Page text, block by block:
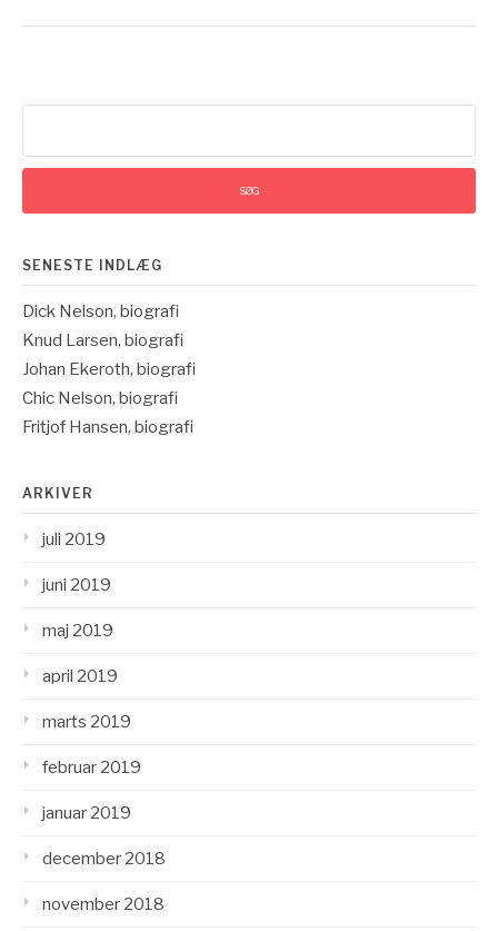
SENESTE INDLÆG
Dick Nelson, biografi
Knud Larsen, biografi
Johan Ekeroth, biografi
Chic Nelson, biografi
Fritjof Hansen, biografi
ARKIVER
juli 2019
juni 2019
maj 2019
april 2019
marts 2019
februar 2019
januar 2019
december 2018
november 2018